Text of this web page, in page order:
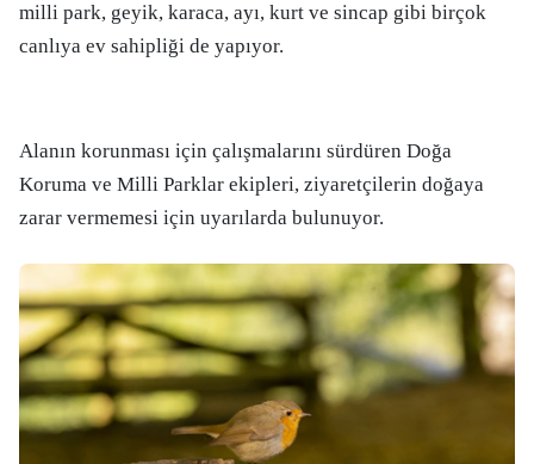
milli park, geyik, karaca, ayı, kurt ve sincap gibi birçok
canlıya ev sahipliği de yapıyor.
Alanın korunması için çalışmalarını sürdüren Doğa
Koruma ve Milli Parklar ekipleri, ziyaretçilerin doğaya
zarar vermemesi için uyarılarda bulunuyor.